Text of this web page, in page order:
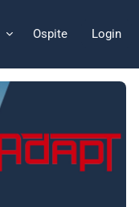
Ospite Login